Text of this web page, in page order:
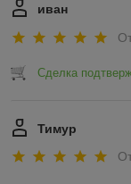
иван
Сделка
Тимур